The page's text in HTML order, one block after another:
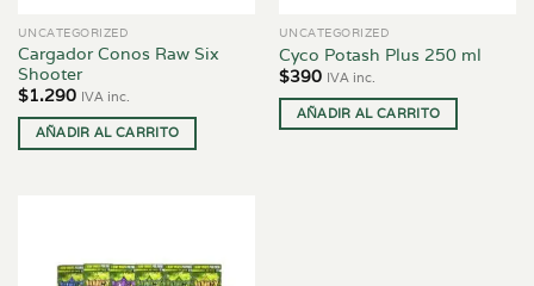
UNCATEGORIZED
Cargador Conos Raw Six
Shooter
$1.290 IVA inc.
AÑADIR AL CARRITO
UNCATEGORIZED
Cyco Potash Plus 250 ml
$390 IVA inc.
AÑADIR AL CARRITO